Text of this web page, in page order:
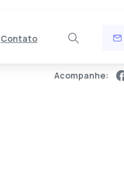
Contato
Acompanhe: